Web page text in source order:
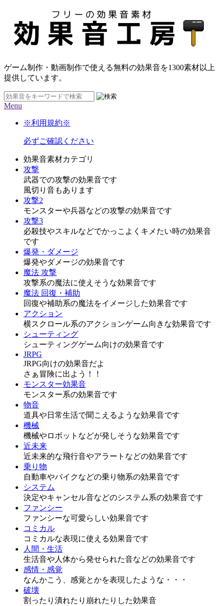
ゲーム制作・動画制作で使える無料の効果音を1300素材以上
提供しています。
Menu
※利用規約※
必ずご確認ください
効果音素材カテゴリ
攻撃
武器での攻撃の効果音です
風切り音もあります
攻撃2
モンスターや兵器などの攻撃の効果音です
攻撃3
必殺技やスキルなどでかっこよくキメたい時の効果音
です
爆発・ダメージ
爆発やダメージの効果音です
魔法 攻撃
攻撃系の魔法に使えそうな効果音です
魔法 回復・補助
回復や補助系の魔法をイメージした効果音です
アクション
横スクロール系のアクションゲーム向きな効果音です
シューティング
シューティングゲーム向けの効果音です
JRPG
JRPG向けの効果音だよ
さぁ冒険に出よう！！
モンスター効果音
モンスター系の効果音です
物音
道具や日常生活で聞こえるような効果音です
機械
機械やロボットなどが発しそうな効果音です
近未来
近未来的な飛行音やアラートなどの効果音です
乗り物
自動車やバイクなどの乗り物系の効果音です
システム
決定やキャンセル音などのシステム系の効果音です
ファンシー
ファンシーな可愛らしい効果音です
コミカル
コミカルな表現に使える効果音です
人間・生活
生活音や人体から発せられた音などの効果音です
感情・感覚
なんかこう、感覚とかを表現したような・・・
破壊
割ったり潰れたり崩れたりした効果音